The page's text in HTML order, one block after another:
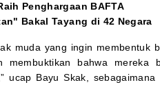
Penghargaan BAFTA
Bakal Tayang di 42 Negara
muda yang ingin membentuk
membuktikan bahwa mereka
,” ucap Bayu Skak,